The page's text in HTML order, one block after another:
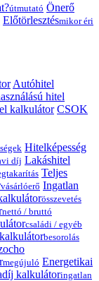
útmutató Önerő
Előtörlesztésmikor éri
Autóhitel
hitel
kalkulátor CSOK
Hitelképesség
díj Lakáshitel
Teljes
vásárlóerő Ingatlan
összevetés
nettó / bruttó
családi / egyéb
besorolás
megújuló Energetikai
kalkulátoringatlan